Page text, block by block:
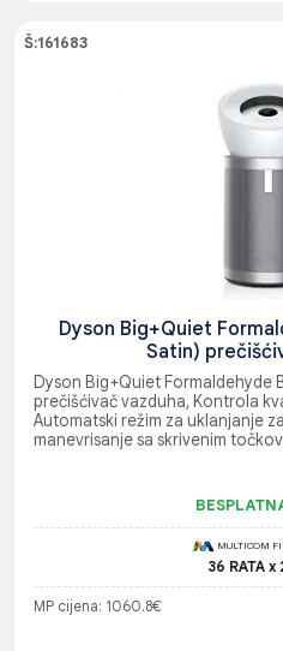
Š:161683
Dyson Big+Quiet
Satin)
Dyson Big+Quiet Formaldehyde
prečišćivač vazduha, Kontrola
Automatski režim za uklanjanje
manevrisanje sa skrivenim
MULTICOM
36 RATA
MP cijena: 1060.8€